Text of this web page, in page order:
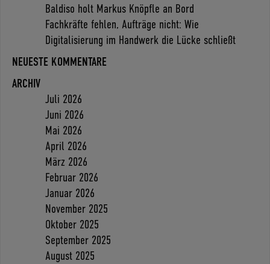
Baldiso holt Markus Knöpfle an Bord
Fachkräfte fehlen, Aufträge nicht: Wie
Digitalisierung im Handwerk die Lücke schließt
NEUESTE KOMMENTARE
ARCHIV
Juli 2026
Juni 2026
Mai 2026
April 2026
März 2026
Februar 2026
Januar 2026
November 2025
Oktober 2025
September 2025
August 2025